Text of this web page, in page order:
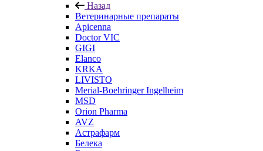
Назад
Ветеринарные препараты
Apicenna
Doctor VIC
GIGI
Elanco
KRKA
LIVISTO
Merial-Boehringer Ingelheim
MSD
Orion Pharma
AVZ
Астрафарм
Белека